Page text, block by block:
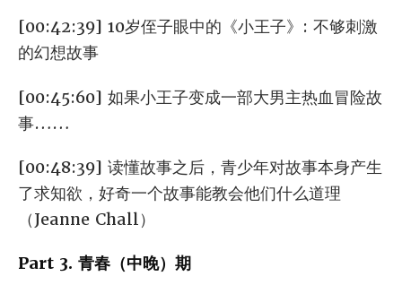
[00:42:39] 10岁侄子眼中的《小王子》: 不够刺激
的幻想故事
[00:45:60] 如果小王子变成一部大男主热血冒险故
事……
[00:48:39] 读懂故事之后，青少年对故事本身产生
了求知欲，好奇一个故事能教会他们什么道理
（Jeanne Chall）
Part 3. 青春（中晚）期